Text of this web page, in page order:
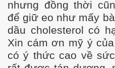
nhưng đồng thời
để giữ eo như mấy
dầu cholesterol có
Xin cám ơn mỹ ý
có ý thức cao về